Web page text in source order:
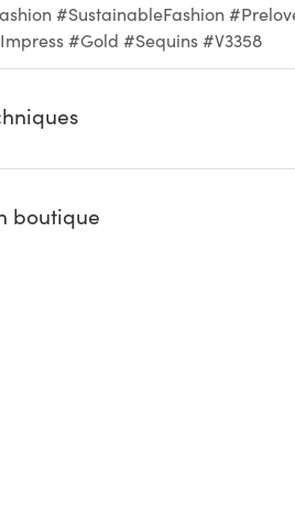
#SustainableFashion
#Gold #Sequins #V3358
boutique